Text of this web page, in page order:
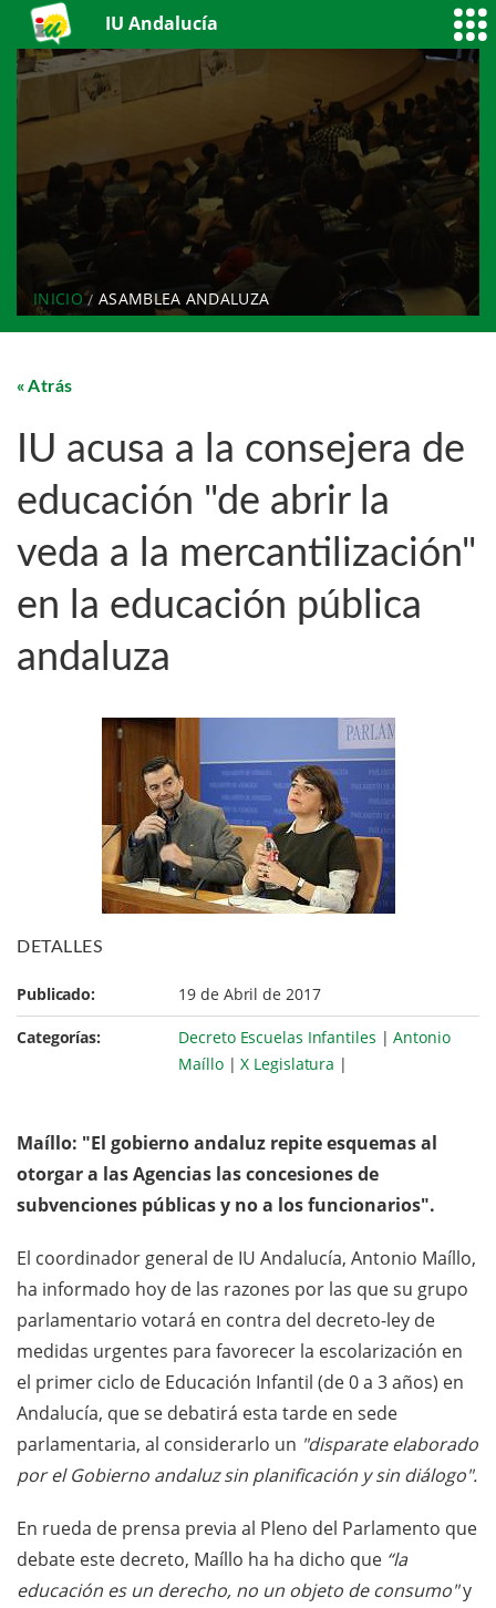
IU Andalucía
INICIO ASAMBLEA ANDALUZA
Atrás
IU acusa a la consejera de
educación "de abrir la
veda a la mercantilización"
en la educación pública
andaluza
DETALLES
Publicado: 19 de Abril de 2017
Categorías: Decreto Escuelas Infantiles |Antonio
Maíllo|X Legislatura |
Maíllo: "El gobierno andaluz repite esquemas al
otorgar a las Agencias las concesiones de
subvenciones públicas y no a los funcionarios".
El coordinador general de IU Andalucía, Antonio Maíllo,
ha informado hoy de las razones por las que su grupo
parlamentario votará en contra del decreto-ley de
medidas urgentes para favorecer la escolarización en
el primer ciclo de Educación Infantil (de 0 a 3 años) en
Andalucía, que se debatirá esta tarde en sede
parlamentaria, al considerarlo un "disparate elaborado
por el Gobierno andaluz sin planificación y sin diálogo".
En rueda de prensa previa al Pleno del Parlamento que
debate este decreto, Maíllo ha ha dicho que “la
educación es un derecho, no un objeto de consumo"y